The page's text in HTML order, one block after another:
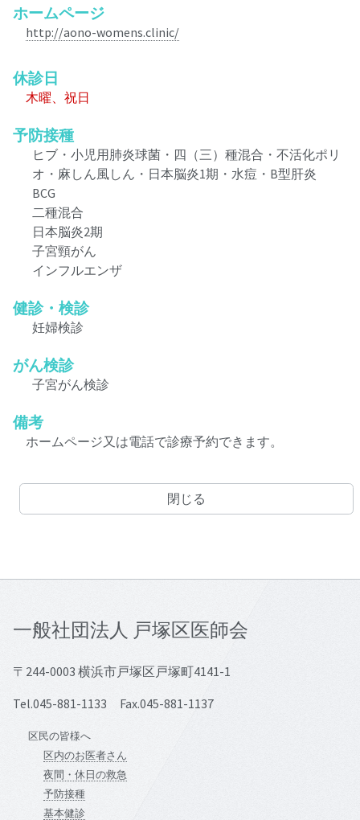
ホームページ
http://aono-womens.clinic/
休診日
木曜、祝日
予防接種
ヒブ・小児用肺炎球菌・四（三）種混合・不活化ポリ
オ・麻しん風しん・日本脳炎1期・水痘・B型肝炎
BCG
二種混合
日本脳炎2期
子宮頸がん
インフルエンザ
健診・検診
妊婦検診
がん検診
子宮がん検診
備考
ホームページ又は電話で診療予約できます。
閉じる
一般社団法人 戸塚区医師会
〒244-0003 横浜市戸塚区戸塚町4141-1
Tel.045-881-1133 Fax.045-881-1137
区民の皆様へ
区内のお医者さん
夜間・休日の救急
予防接種
基本健診